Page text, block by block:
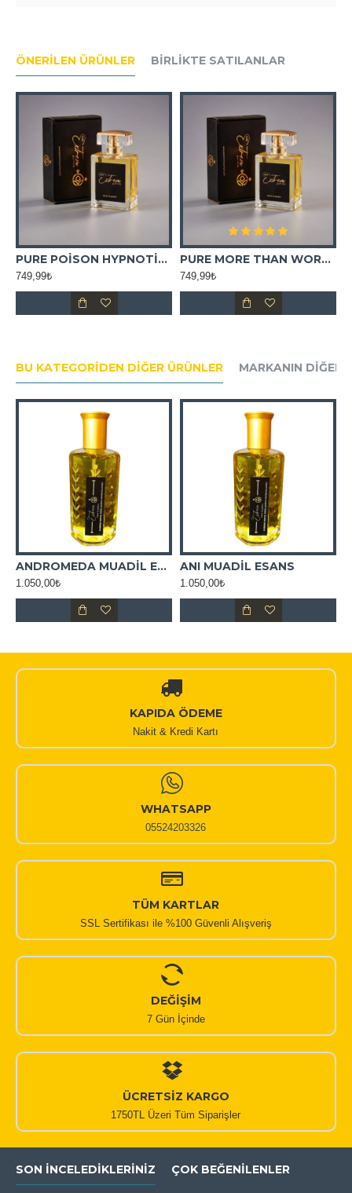
ÖNERILEN ÜRÜNLER BIRLIKTE SATILANLAR
PURE POİSON HYPNOTİC WOMEN
749,99₺
PURE MORE THAN WORDS
749,99₺
BU KATEGORIDEN DIĞER ÜRÜNLER MARKANIN DIĞER
ANDROMEDA MUADİL ESANS
1.050,00₺
ANI MUADİL ESANS
1.050,00₺
KAPIDA ÖDEME
Nakit & Kredi Kartı
WHATSAPP
05524203326
TÜM KARTLAR
SSL Sertifikası ile %100 Güvenli Alışveriş
DEĞİŞİM
7 Gün İçinde
ÜCRETSİZ KARGO
1750TL Üzeri Tüm Siparişler
SON İNCELEDIKLERINIZ ÇOK BEĞENILENLER